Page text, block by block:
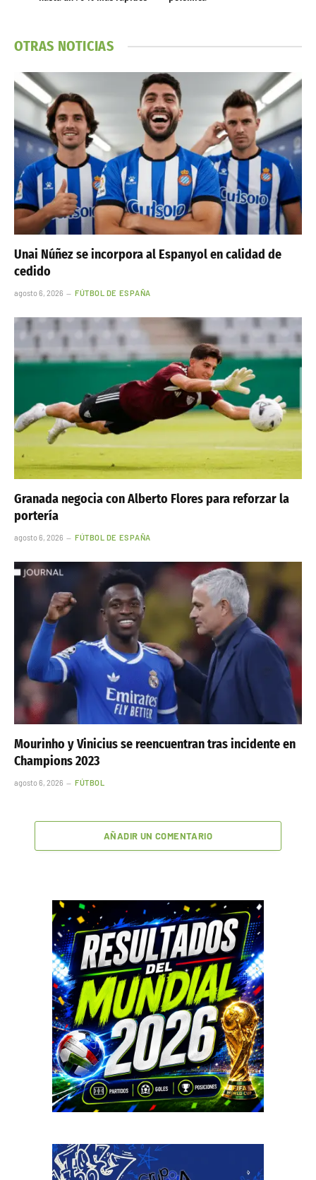
OTRAS NOTICIAS
Unai Núñez se incorpora al Espanyol en calidad de
cedido
agosto 6, 2026 FÚTBOL DE ESPAÑA
Granada negocia con Alberto Flores para reforzar la
portería
agosto 6, 2026 FÚTBOL DE ESPAÑA
Mourinho y Vinicius se reencuentran tras incidente en
Champions 2023
agosto 6, 2026 FÚTBOL
AÑADIR UN COMENTARIO